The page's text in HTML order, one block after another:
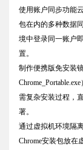
使用账户同步功能
包在内的多种数据
境中登录同一账户
置。
制作便携版免安装
需复杂安装过程，
署。
通过虚拟机环境隔
Chrome安装包放在